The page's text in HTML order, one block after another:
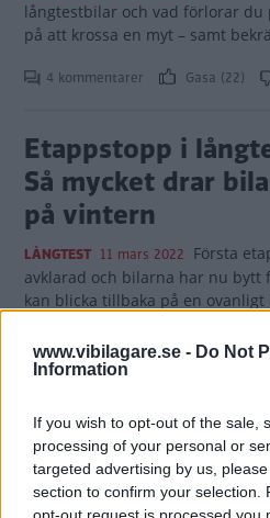
www.vibilagare.se - Do Not
Information
If you wish to opt-out of the sale,
processing of your personal or
targeted advertising by us,
section to confirm your selection.
opt-out request is processed you
långtestbilar och vad förlorar du
på att krossa en myt – samt
4 kommentarer Gasa (22)
Etappstopp i
Så mycket drar
på vintern
LÅNGTEST 11 mars 2022 Första
avklarad och bilarna har nu bytt
kan blicka tillbaka på en
0 kommentarer
Laddstress i MG
R – med minimal
marginal